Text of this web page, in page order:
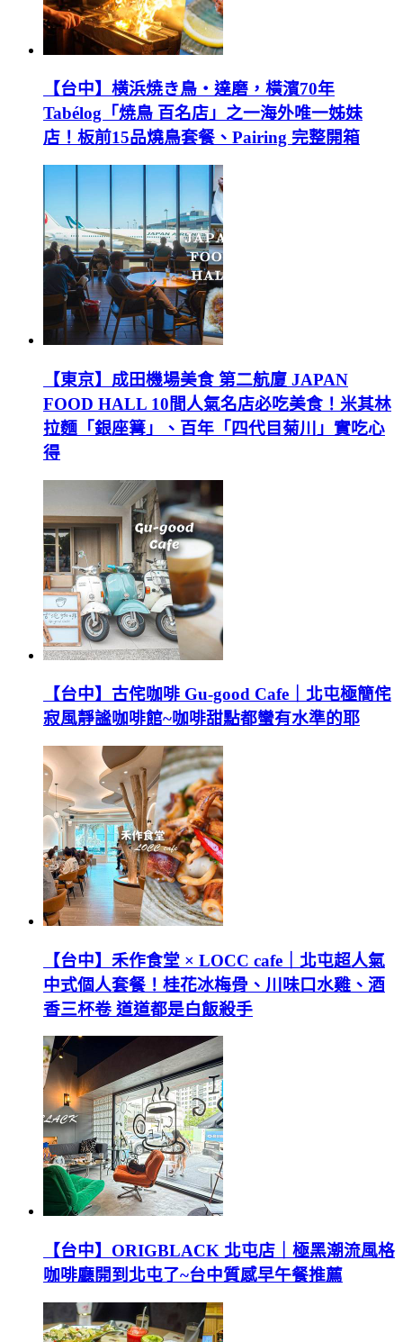
【台中】横浜焼き鳥‧達磨，橫濱70年
Tabélog「焼鳥 百名店」之一海外唯一姊妹
店！板前15品燒鳥套餐、Pairing 完整開箱
【東京】成田機場美食 第二航廈 JAPAN
FOOD HALL 10間人氣名店必吃美食！米其林
拉麵「銀座篝」、百年「四代目菊川」實吃心
得
【台中】古侘咖啡 Gu-good Cafe｜北屯極簡侘
寂風靜謐咖啡館~咖啡甜點都蠻有水準的耶
【台中】禾作食堂 × LOCC cafe｜北屯超人氣
中式個人套餐！桂花冰梅骨、川味口水雞、酒
香三杯卷 道道都是白飯殺手
【台中】ORIGBLACK 北屯店｜極黑潮流風格
咖啡廳開到北屯了~台中質感早午餐推薦